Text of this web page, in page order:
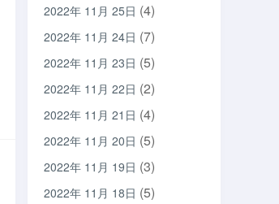
2022年 11月 25日 (4)
2022年 11月 24日 (7)
2022年 11月 23日 (5)
2022年 11月 22日 (2)
2022年 11月 21日 (4)
2022年 11月 20日 (5)
2022年 11月 19日 (3)
2022年 11月 18日 (5)